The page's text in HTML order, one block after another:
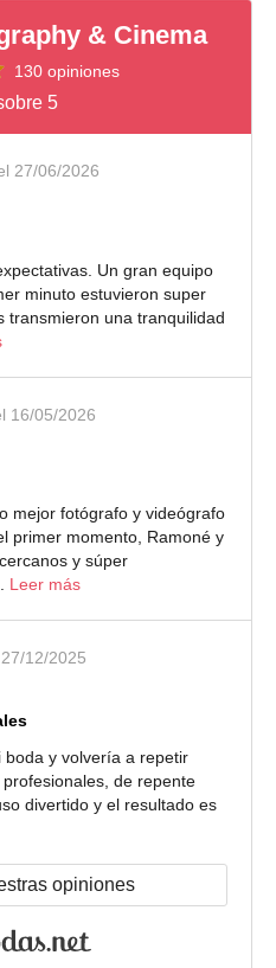
& Cinema
130 opiniones
5
27/06/2026
Un gran equipo
minuto estuvieron super
transmieron una tranquilidad
16/05/2026
mejor fotógrafo y videógrafo
primer momento, Ramoné y
y súper
Leer más
12/2025
y volvería a repetir
de repente
divertido y el resultado es
opiniones